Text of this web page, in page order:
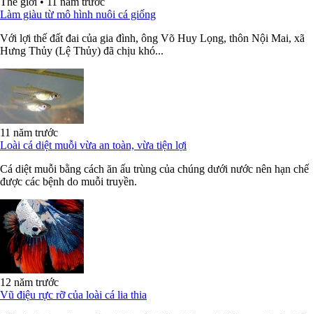
Làm giàu từ mô hình nuôi cá giống
Với lợi thế đất đai của gia đình, ông Võ Huy Lọng, thôn Nội Mai, xã
Hưng Thủy (Lệ Thủy) đã chịu khó...
11 năm trước
Loài cá diệt muỗi vừa an toàn, vừa tiện lợi
Cá diệt muỗi bằng cách ăn ấu trùng của chúng dưới nước nên hạn chế
được các bệnh do muỗi truyền.
12 năm trước
Vũ điệu rực rỡ của loài cá lia thia